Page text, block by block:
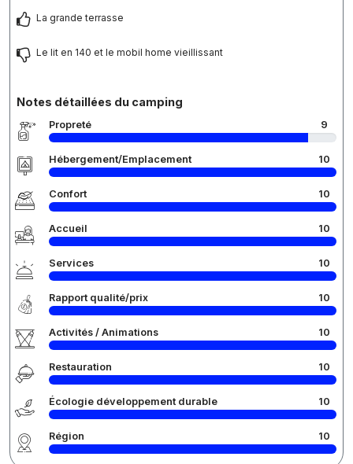
La grande terrasse
Le lit en 140 et le mobil home vieillissant
Notes détaillées du camping
Propreté 9
Hébergement/Emplacement 10
Confort 10
Accueil 10
Services 10
Rapport qualité/prix 10
Activités / Animations 10
Restauration 10
Écologie développement durable 10
Région 10